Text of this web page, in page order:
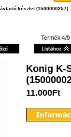
készlet (1500000257)
Termék 4/9
Konig K-
11.000Ft